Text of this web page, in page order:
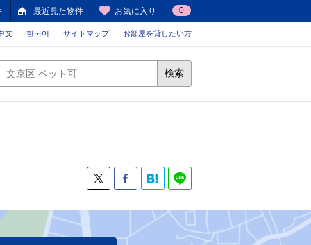
最近見た物件 お気に入り 0
文 한국어 サイトマップ お部屋を貸したい方
検索